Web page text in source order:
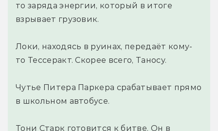
то заряда энергии, который в итоге
взрывает грузовик.
Локи, находясь в руинах, передаёт кому-
то Тессеракт. Скорее всего, Таносу.
Чутье Питера Паркера срабатывает прямо
в школьном автобусе.
Тони Старк готовится к битве. Он в